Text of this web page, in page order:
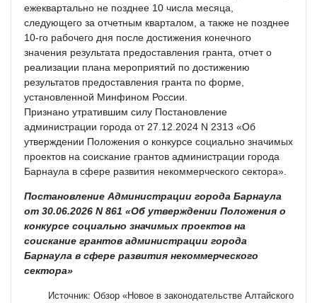
ежеквартально не позднее 10 числа месяца,
следующего за отчетным кварталом, а также не позднее
10-го рабочего дня после достижения конечного
значения результата предоставления гранта, отчет о
реализации плана мероприятий по достижению
результатов предоставления гранта по форме,
установленной Минфином России.
Признано утратившим силу Постановление
администрации города от 27.12.2024 N 2313 «Об
утверждении Положения о конкурсе социально значимых
проектов на соискание грантов администрации города
Барнаула в сфере развития некоммерческого сектора».
Постановление Администрации города Барнаула
от 30.06.2026 N 861 «Об утверждении Положения о
конкурсе социально значимых проектов на
соискание грантов администрации города
Барнаула в сфере развития некоммерческого
сектора»
Источник: Обзор «Новое в законодательстве Алтайского